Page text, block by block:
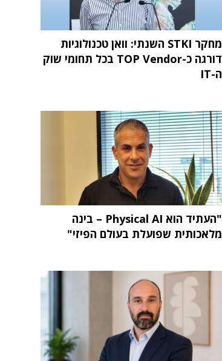
מחקר STKI השנתי: וואן טכנולוגיות
דורגה כ-TOP Vendor בכל תחומי שוק
ה-IT
"העתיד הוא Physical AI – בינה
מלאכותית שפועלת בעולם הפיזי"